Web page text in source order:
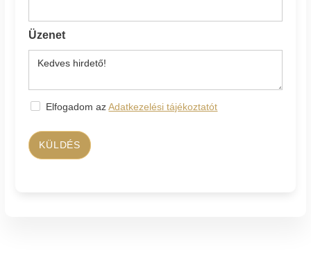
Üzenet
Elfogadom azAdatkezelési tájékoztatót
KÜLDÉS